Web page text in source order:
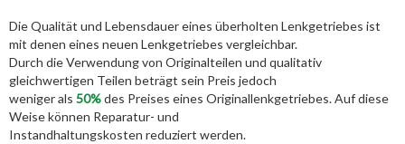
Die Qualität und Lebensdauer eines überholten Lenkgetriebes ist
mit denen eines neuen Lenkgetriebes vergleichbar.
Durch die Verwendung von Originalteilen und qualitativ
gleichwertigen Teilen beträgt sein Preis jedoch
weniger als 50%des Preises eines Originallenkgetriebes. Auf diese
Weise können Reparatur- und
Instandhaltungskosten reduziert werden.